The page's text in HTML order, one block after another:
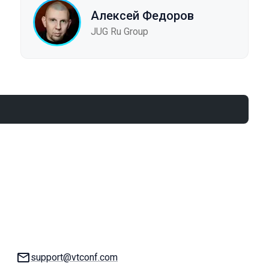
Алексей Федоров
JUG Ru Group
E-mail:
support@vtconf.com